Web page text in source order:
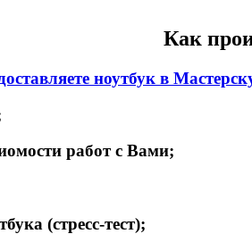
Как
ноутбук в
работ с Вами;
(стресс-тест);